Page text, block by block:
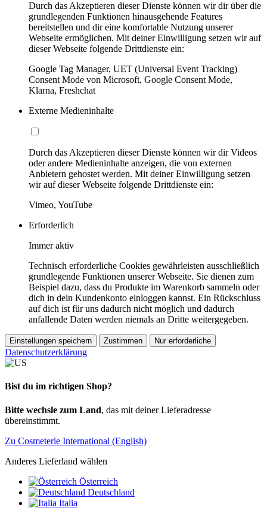
Durch das Akzeptieren dieser Dienste können wir dir über die
grundlegenden Funktionen hinausgehende Features
bereitstellen und dir eine komfortable Nutzung unserer
Webseite ermöglichen. Mit deiner Einwilligung setzen wir auf
dieser Webseite folgende Drittdienste ein:
Google Tag Manager, UET (Universal Event Tracking)
Consent Mode von Microsoft, Google Consent Mode,
Klarna, Freshchat
Externe Medieninhalte
Durch das Akzeptieren dieser Dienste können wir dir Videos
oder andere Medieninhalte anzeigen, die von externen
Anbietern gehostet werden. Mit deiner Einwilligung setzen
wir auf dieser Webseite folgende Drittdienste ein:
Vimeo, YouTube
Erforderlich
Immer aktiv
Technisch erforderliche Cookies gewährleisten ausschließlich
grundlegende Funktionen unserer Webseite. Sie dienen zum
Beispiel dazu, dass du Produkte im Warenkorb sammeln oder
dich in dein Kundenkonto einloggen kannst. Ein Rückschluss
auf dich ist für uns dadurch nicht möglich und dadurch
anfallende Daten werden niemals an Dritte weitergegeben.
Einstellungen speichern Zustimmen Nur erforderliche
Datenschutzerklärung
Bist du im richtigen Shop?
Bitte wechsle zum Land, das mit deiner Lieferadresse
übereinstimmt.
Zu Cosmeterie International (English)
Anderes Lieferland wählen
Österreich
Deutschland
Italia